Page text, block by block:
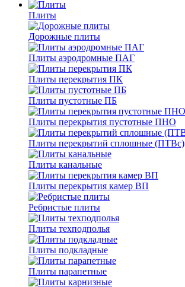
Плиты
Дорожные плиты
Плиты аэродромные ПАГ
Плиты перекрытия ПК
Плиты пустотные ПБ
Плиты перекрытия пустотные ПНО
Плиты перекрытий сплошные (ПТВс)
Плиты канальные
Плиты перекрытия камер ВП
Ребристые плиты
Плиты техподполья
Плиты подкладные
Плиты парапетные